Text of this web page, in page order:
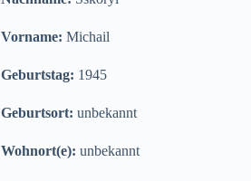
Vorname: Michail
Geburtstag: 1945
Geburtsort: unbekannt
Wohnort(e): unbekannt